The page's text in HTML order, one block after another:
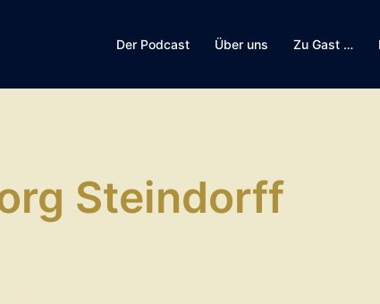
Der Podcast Über uns Zu Gast …
Steindorff